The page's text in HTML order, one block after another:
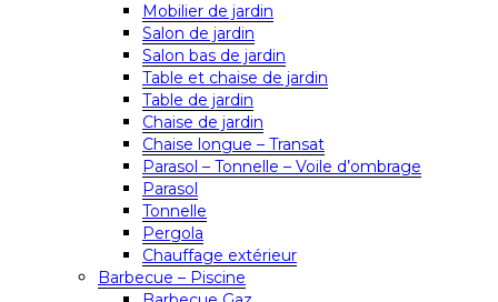
Mobilier de jardin
Salon de jardin
Salon bas de jardin
Table et chaise de jardin
Table de jardin
Chaise de jardin
Chaise longue – Transat
Parasol – Tonnelle – Voile d’ombrage
Parasol
Tonnelle
Pergola
Chauffage extérieur
Barbecue – Piscine